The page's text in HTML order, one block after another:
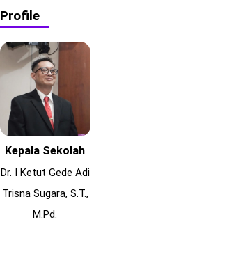
Profile
Kepala Sekolah
Dr. I Ketut Gede Adi
Trisna Sugara, S.T.,
M.Pd.